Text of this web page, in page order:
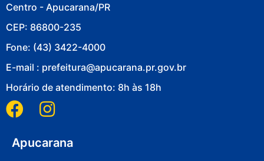
Centro - Apucarana/PR
CEP: 86800-235
Fone: (43) 3422-4000
E-mail : prefeitura@apucarana.pr.gov.br
Horário de atendimento: 8h às 18h
Apucarana